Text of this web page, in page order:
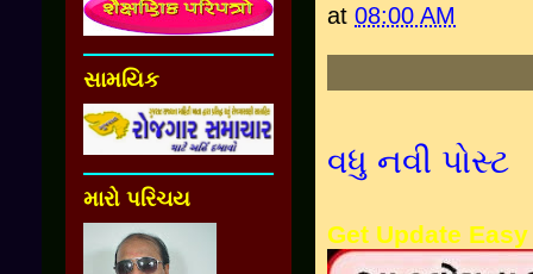
at 08:00 AM
વધુ નવી પોસ્ટ
Get Update Easy
સામયિક
મારો પરિચય